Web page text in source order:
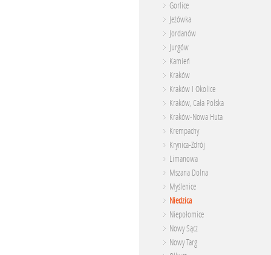
Gorlice
Jeżówka
Jordanów
Jurgów
Kamień
Kraków
Kraków I Okolice
Kraków, Cała Polska
Kraków-Nowa Huta
Krempachy
Krynica-Zdrój
Limanowa
Mszana Dolna
Myślenice
Niedzica
Niepołomice
Nowy Sącz
Nowy Targ